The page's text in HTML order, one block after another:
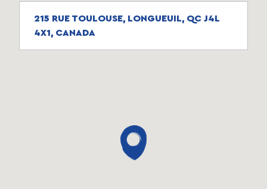
215 RUE TOULOUSE, LONGUEUIL, QC J4L
4X1, CANADA